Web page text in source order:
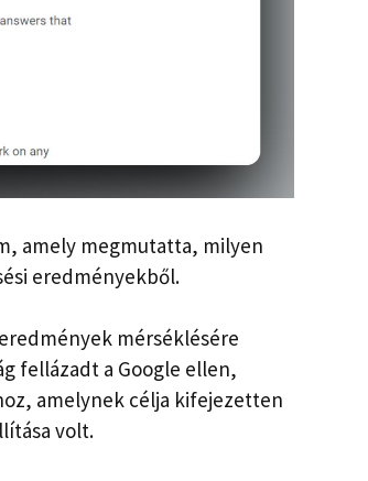
amely megmutatta, milyen
eredményekből.
mérséklésére
fellázadt a Google ellen,
amelynek célja kifejezetten
volt.